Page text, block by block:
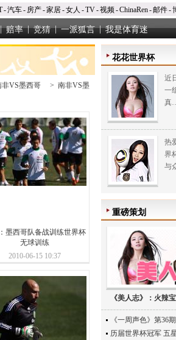
-汽车- 房产-家居-女人 -TV-视频-ChinaRen-邮件-
| 赔率 | 竞猜 | 一派狐言 | 我是体育迷
VS墨西哥 > 南非VS墨
墨西哥队备战训练世界杯
无球训练
2010-06-15 10:37
花花世界杯
近
一
真
热
界
与
重磅策划
《美人志》：火辣
《一周声色》第36
历届世界杯冠军 五